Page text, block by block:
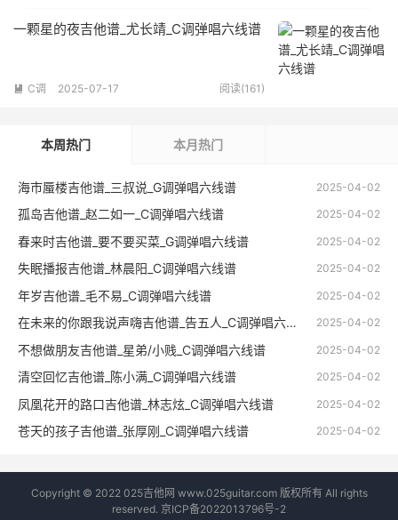
一颗星的夜吉他谱_尤长靖_C调弹唱六线谱
 C调 2025-07-17 阅读(161)
本周热门 本月热门
2025-04-02
海市蜃楼吉他谱_三叔说_G调弹唱六线谱
2025-04-02
孤岛吉他谱_赵二如一_C调弹唱六线谱
2025-04-02
春来时吉他谱_要不要买菜_G调弹唱六线谱
2025-04-02
失眠播报吉他谱_林晨阳_C调弹唱六线谱
2025-04-02
年岁吉他谱_毛不易_C调弹唱六线谱
2025-04-02
在未来的你跟我说声嗨吉他谱_告五人_C调弹唱六线谱
2025-04-02
不想做朋友吉他谱_星弟/小贱_C调弹唱六线谱
2025-04-02
清空回忆吉他谱_陈小满_C调弹唱六线谱
2025-04-02
凤凰花开的路口吉他谱_林志炫_C调弹唱六线谱
2025-04-02
苍天的孩子吉他谱_张厚刚_C调弹唱六线谱
Copyright © 2022 025吉他网 www.025guitar.com 版权所有 All rights
reserved. 京ICP备2022013796号-2